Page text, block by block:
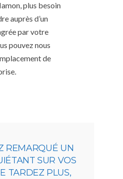
plus besoin
auprès d’un
par votre
pouvez nous
de
REMARQUÉ UN
SUR VOS
TARDEZ PLUS,